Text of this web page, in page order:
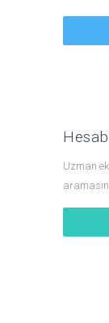
Uzman